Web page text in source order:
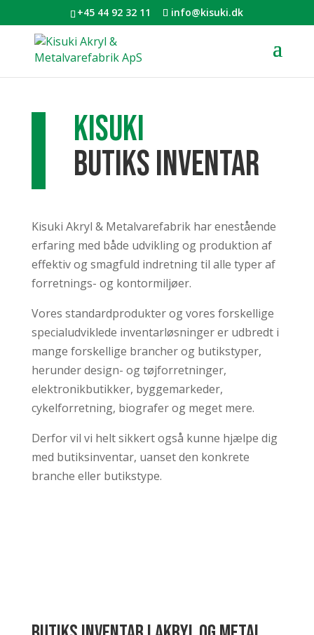
+45 44 92 32 11 info@kisuki.dk
kisuki
butiks inventar
Kisuki Akryl & Metalvarefabrik har enestående
erfaring med både udvikling og produktion af
effektiv og smagfuld indretning til alle typer af
forretnings- og kontormiljøer.
Vores standardprodukter og vores forskellige
specialudviklede inventarløsninger er udbredt i
mange forskellige brancher og butikstyper,
herunder design- og tøjforretninger,
elektronikbutikker, byggemarkeder,
cykelforretning, biografer og meget mere.
Derfor vil vi helt sikkert også kunne hjælpe dig
med butiksinventar, uanset den konkrete
branche eller butikstype.